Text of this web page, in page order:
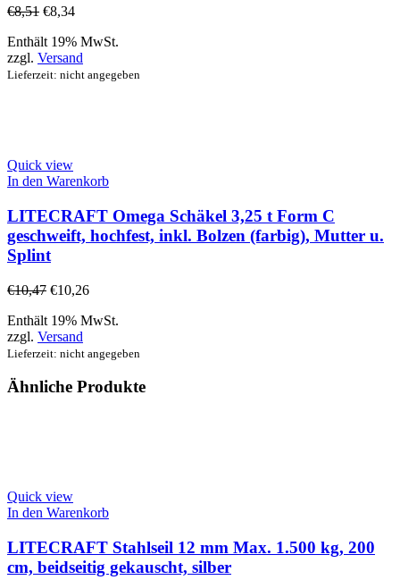
€8,51 €8,34
Enthält 19% MwSt.
zzgl. Versand
Lieferzeit: nicht angegeben
Quick view
In den Warenkorb
LITECRAFT Omega Schäkel 3,25 t Form C
geschweift, hochfest, inkl. Bolzen (farbig), Mutter u.
Splint
€10,47 €10,26
Enthält 19% MwSt.
zzgl. Versand
Lieferzeit: nicht angegeben
Ähnliche Produkte
Quick view
In den Warenkorb
LITECRAFT Stahlseil 12 mm Max. 1.500 kg, 200
cm, beidseitig gekauscht, silber